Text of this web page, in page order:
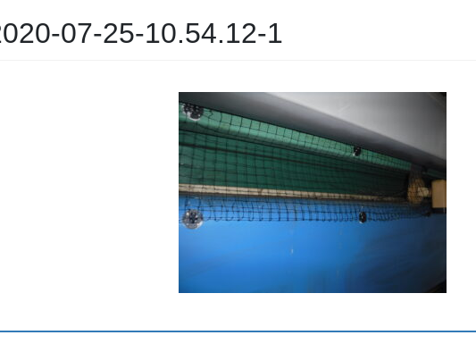
07-25-10.54.12-1